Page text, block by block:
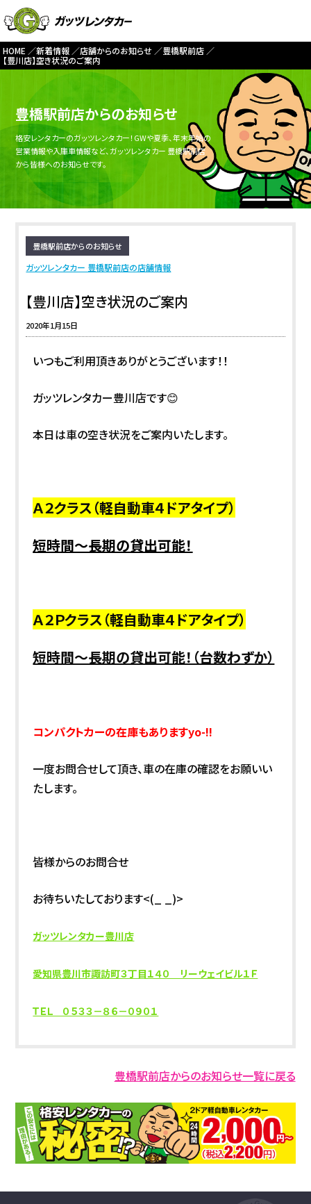
HOME 新着情報 店舗からのお知らせ
豊橋駅前店
【豊川店】空き状況のご案内
豊橋駅前店からのお知らせ
格安レンタカーのガッツレンタカー！GWや夏季、年末年始の
営業情報や入庫車情報など、ガッツレンタカー 豊橋駅前店
から皆様へのお知らせです。
豊橋駅前店からのお知らせ
ガッツレンタカー 豊橋駅前店の店舗情報
【豊川店】空き状況のご案内
2020年1月15日
いつもご利用頂きありがとうございます！！
ガッツレンタカー豊川店です😊
本日は車の空き状況をご案内いたします。
Ａ２クラス（軽自動車４ドアタイプ）
短時間～長期の貸出可能！
Ａ２Ｐクラス（軽自動車４ドアタイプ）
短時間～長期の貸出可能！（台数わずか）
コンパクトカーの在庫もありますyo-!!
一度お問合せして頂き、車の在庫の確認をお願いい
たします。
皆様からのお問合せ
お待ちいたしております<(_ _)>
ガッツレンタカー豊川店
愛知県豊川市諏訪町３丁目１４０ リーウェイビル１Ｆ
ＴＥＬ ０５３３－８６－０９０１
豊橋駅前店からのお知らせ一覧に戻る